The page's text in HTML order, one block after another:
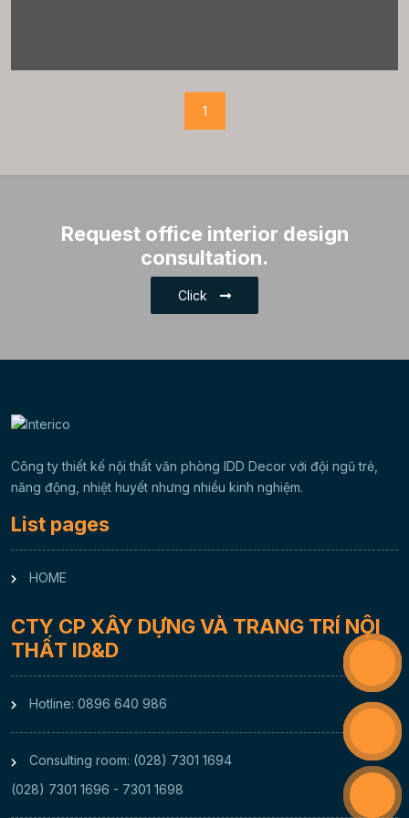
1
Request office interior design
consultation.
Click
Công ty thiết kế nội thất văn phòng IDD Decor với đội ngũ trẻ,
năng động, nhiệt huyết nhưng nhiều kinh nghiệm.
List pages
HOME
CTY CP XÂY DỰNG VÀ TRANG TRÍ NỘI
THẤT ID&D
Hotline: 0896 640 986
Consulting room: (028) 7301 1694
(028) 7301 1696 - 7301 1698